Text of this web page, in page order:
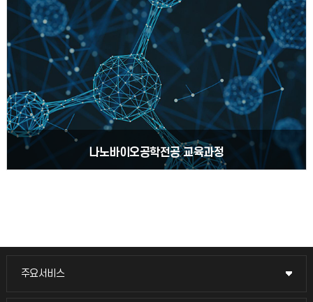
나노바이오공학전공 교육과정
주요서비스
주요서비스